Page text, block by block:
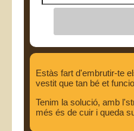
Estàs fart d'embrutir-te
vestit que tan bé et
Tenim la solució, amb
més és de cuir i queda